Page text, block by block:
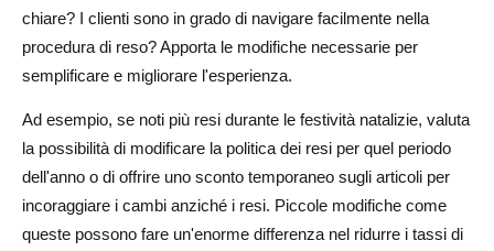
chiare? I clienti sono in grado di navigare facilmente nella
procedura di reso? Apporta le modifiche necessarie per
semplificare e migliorare l'esperienza.
Ad esempio, se noti più resi durante le festività natalizie, valuta
la possibilità di modificare la politica dei resi per quel periodo
dell'anno o di offrire uno sconto temporaneo sugli articoli per
incoraggiare i cambi anziché i resi. Piccole modifiche come
queste possono fare un'enorme differenza nel ridurre i tassi di